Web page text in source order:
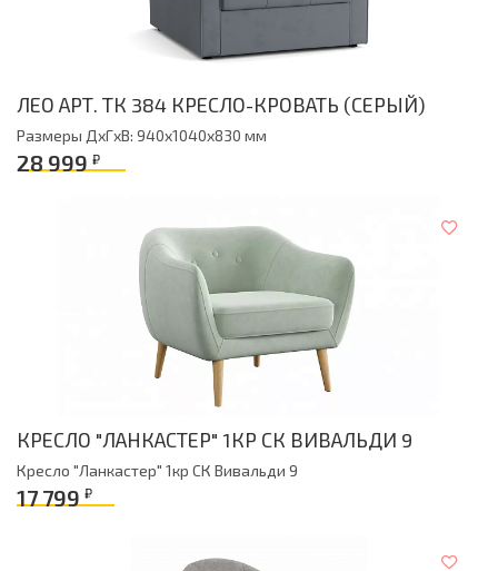
ЛЕО АРТ. ТК 384 КРЕСЛО-КРОВАТЬ (СЕРЫЙ)
Размеры ДxГxВ: 940x1040x830 мм
28 999₽
КРЕСЛО "ЛАНКАСТЕР" 1КР СК ВИВАЛЬДИ 9
Кресло "Ланкастер" 1кр СК Вивальди 9
17 799₽